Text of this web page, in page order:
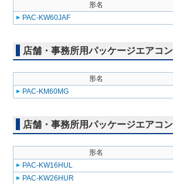
形名
PAC-KW60JAF
店舗・事務所用パッケージエアコ
形名
PAC-KM60MG
店舗・事務所用パッケージエアコ
形名
PAC-KW16HUL
PAC-KW26HUR